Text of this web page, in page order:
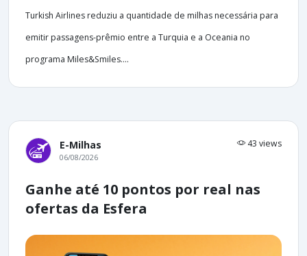
Turkish Airlines reduziu a quantidade de milhas necessária para
emitir passagens-prêmio entre a Turquia e a Oceania no
programa Miles&Smiles....
E-Milhas 43 views
06/08/2026
Ganhe até 10 pontos por real nas
ofertas da Esfera